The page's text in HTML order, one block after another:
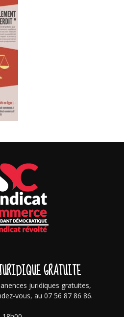
GRATUITE
juridiques gratuites,
vous, au 07 56 87 86 86.